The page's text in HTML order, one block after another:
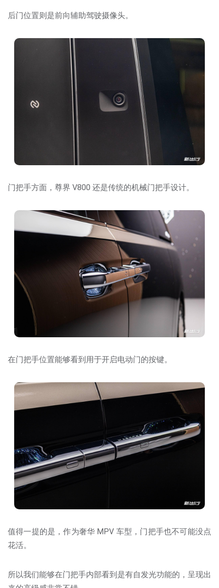
后门位置则是前向辅助驾驶摄像头。
门把手方面，尊界 V800 还是传统的机械门把手设计。
在门把手位置能够看到用于开启电动门的按键。
值得一提的是，作为奢华 MPV 车型，门把手也不可能没点
花活。
所以我们能够在门把手内部看到是有自发光功能的，呈现出